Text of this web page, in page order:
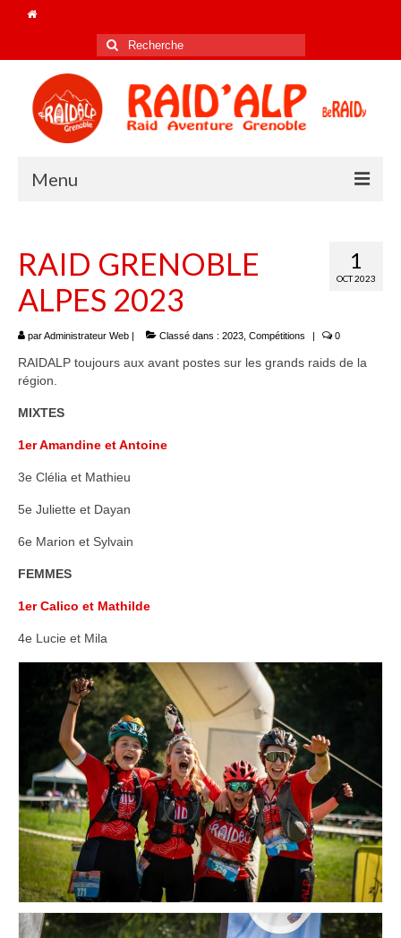
Rechercher
:
Menu
Le club
Nos champions de FRANCE !
Les coachs 2025/26
Le bureau 2026
Entrainements
Compétitions
Stage jeunes
1
OCT 2023
RAID GRENOBLE
ALPES 2023
parAdministrateur Web Classé dans : 2023, Compétitions 0
RAIDALP toujours aux avant postes sur les grands raids de la
région.
MIXTES
1er Amandine et Antoine
3e Clélia et Mathieu
5e Juliette et Dayan
6e Marion et Sylvain
FEMMES
1er Calico et Mathilde
4e Lucie et Mila